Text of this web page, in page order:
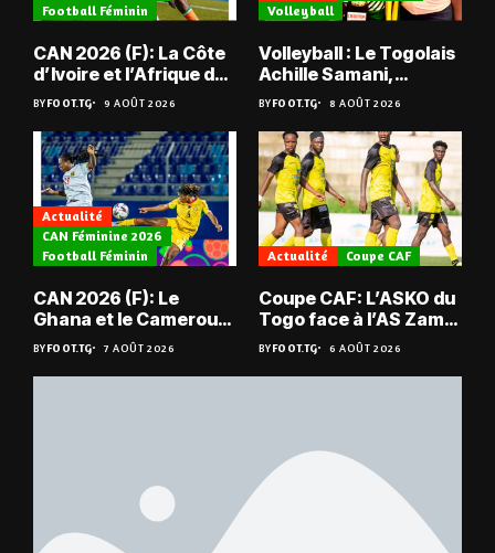
Football Féminin
CAN 2026 (F): La Côte
d’Ivoire et l’Afrique du
Sud tombent
BYFOOT.TG 9 AOÛT 2026
Volleyball
Volleyball : Le Togolais
Achille Samani,
champion du Bénin !
BYFOOT.TG 8 AOÛT 2026
Actualité
CAN Féminine 2026
Football Féminin
CAN 2026 (F): Le
Ghana et le Cameroun
en quarts
BYFOOT.TG 7 AOÛT 2026
Actualité Coupe CAF
Coupe CAF: L’ASKO du
Togo face à l’AS Zam
du Niger
BYFOOT.TG 6 AOÛT 2026